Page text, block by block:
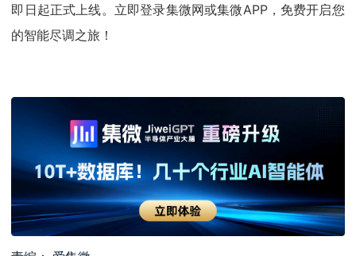
即日起正式上线。立即登录集微网或集微APP，免费开启您
的智能尽调之旅！